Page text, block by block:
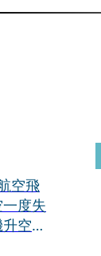
空飛
度失
空警